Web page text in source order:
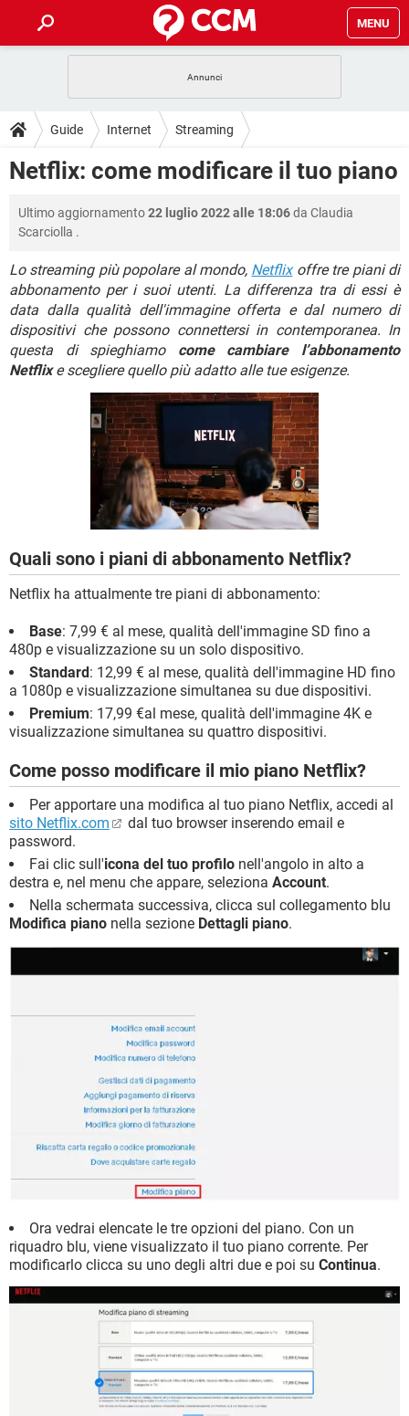
MENU
INTRATTENIMENTO ANDROID
iOS WINDOWS 10
TIKTOK
GUIDE
COVID-19 GAMING
INTRATTENIMENTO ANDROID
iOS WINDOWS 10
TIKTOK FACEBOOK
HARDWARE
DOWNLOAD
INTRATTENIMENTO
INSTAGRAM WHATSAPP
TIKTOK FACEBOOK
HARDWARE
FORUM
INTRATTENIMENTO ANDROID
iOS WINDOWS 10
INSTAGRAM WHATSAPP
TIKTOK FACEBOOK
COVID-19 GAMING
INTRATTENIMENTO ANDROID
iOS WINDOWS 10
FACEBOOK
Guide Internet Streaming
Netflix: come modificare il tuo piano
Ultimo aggiornamento22 luglio 2022 alle 18:06da Claudia
Scarciolla .
Lo streaming più popolare al mondo, Netflixoffre tre piani di
abbonamento per i suoi utenti. La differenza tra di essi è
data dalla qualità dell'immagine offerta e dal numero di
dispositivi che possono connettersi in contemporanea. In
questa di spieghiamo come cambiare l’abbonamento
Netflixe scegliere quello più adatto alle tue esigenze.
Quali sono i piani di abbonamento Netflix?
Netflix ha attualmente tre piani di abbonamento:
Base: 7,99 € al mese, qualità dell'immagine SD fino a
480p e visualizzazione su un solo dispositivo.
Standard : 12,99 € al mese, qualità dell'immagine HD fino
a 1080p e visualizzazione simultanea su due dispositivi.
Premium: 17,99 €al mese, qualità dell'immagine 4K e
visualizzazione simultanea su quattro dispositivi.
Come posso modificare il mio piano Netflix?
Per apportare una modifica al tuo piano Netflix, accedi al
sito Netflix.com
dal tuo browser inserendo email e
password.
Fai clic sull'icona del tuo profilo nell'angolo in alto a
destra e, nel menu che appare, seleziona Account.
Nella schermata successiva, clicca sul collegamento blu
Modifica piano nella sezione Dettagli piano.
Ora vedrai elencate le tre opzioni del piano. Con un
riquadro blu, viene visualizzato il tuo piano corrente. Per
modificarlo clicca su uno degli altri due e poi su Continua.